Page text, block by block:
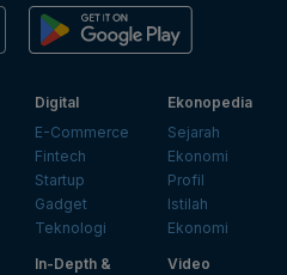
Digital
E-Commerce
Fintech
Startup
Gadget
Teknologi
Ekonopedia
Sejarah
Ekonomi
Profil
Istilah
Ekonomi
In-Depth &
Video